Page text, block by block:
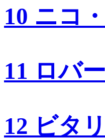
10 ニコ
11 ロバ
12 ビタ